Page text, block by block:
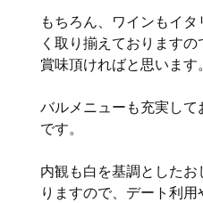
もちろん、ワインもイ
く取り揃えております
賞味頂ければと思います。
バルメニューも充実し
です。
内観も白を基調とした
りますので、デート利